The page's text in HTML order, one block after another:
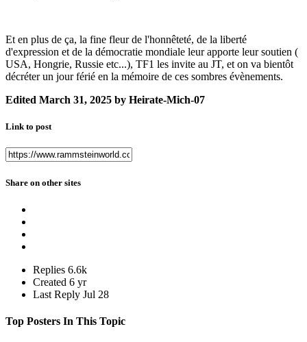
Et en plus de ça, la fine fleur de l'honnêteté, de la liberté
d'expression et de la démocratie mondiale leur apporte leur soutien (
USA, Hongrie, Russie etc...), TF1 les invite au JT, et on va bientôt
décréter un jour férié en la mémoire de ces sombres évènements.
Edited March 31, 2025 by Heirate-Mich-07
Link to post
Share on other sites
Replies 6.6k
Created 6 yr
Last Reply Jul 28
Top Posters In This Topic